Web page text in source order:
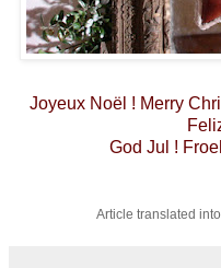
Joyeux Noël ! Merry
God Jul !
Article translated